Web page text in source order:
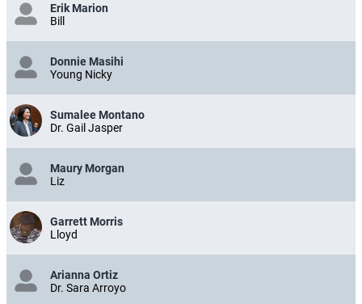
Erik Marion
Bill
Donnie Masihi
Young Nicky
Sumalee Montano
Dr. Gail Jasper
Maury Morgan
Liz
Garrett Morris
Lloyd
Arianna Ortiz
Dr. Sara Arroyo